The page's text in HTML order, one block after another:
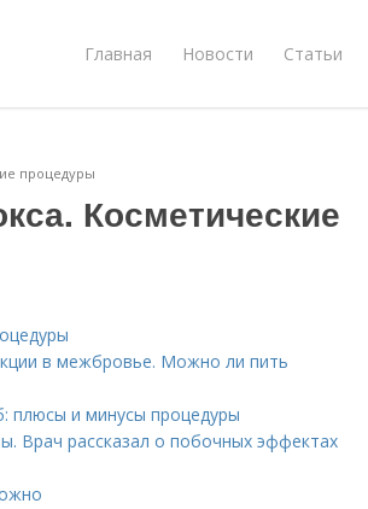
Главная Новости Статьи
процедуры
Косметические
в межбровье. Можно ли пить
плюсы и минусы процедуры
Врач рассказал о побочных эффектах